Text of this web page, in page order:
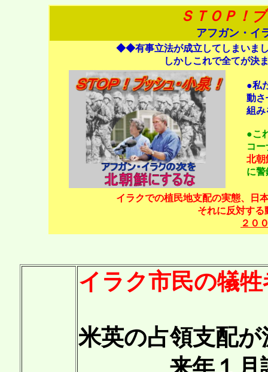
ＳＴＯＰ！
アフガン・イ
◆◆有事立法が成立してしまいま
しかしこれで全てが決
●私
動さ
組み
●こ
コ
北朝
に
イラクでの植民地支配の実態、日
それに反対する
２０
イラク市民の犠
米英の占領支配